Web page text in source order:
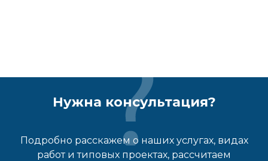
Нужна консультация?
Подробно расскажем о наших услугах, видах
работ и типовых проектах, рассчитаем